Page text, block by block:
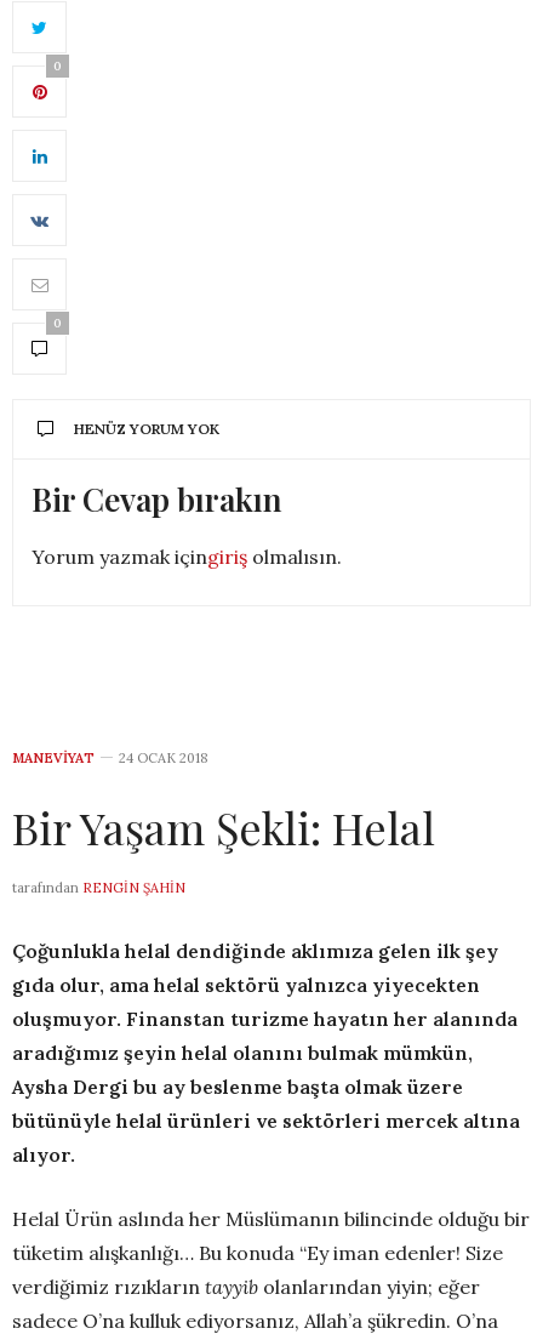
0
0
HENÜZ YORUM YOK
Bir Cevap bırakın
Yorum yazmak içingiriş olmalısın.
MANEVIYAT 24 OCAK 2018
Bir Yaşam Şekli: Helal
tarafından RENGIN ŞAHIN
Çoğunlukla helal dendiğinde aklımıza gelen ilk şey
gıda olur, ama helal sektörü yalnızca yiyecekten
oluşmuyor. Finanstan turizme hayatın her alanında
aradığımız şeyin helal olanını bulmak mümkün,
Aysha Dergi bu ay beslenme başta olmak üzere
bütünüyle helal ürünleri ve sektörleri mercek altına
alıyor.
Helal Ürün aslında her Müslümanın bilincinde olduğu bir
tüketim alışkanlığı… Bu konuda “Ey iman edenler! Size
verdiğimiz rızıkların tayyib olanlarından yiyin; eğer
sadece O’na kulluk ediyorsanız, Allah’a şükredin. O’na